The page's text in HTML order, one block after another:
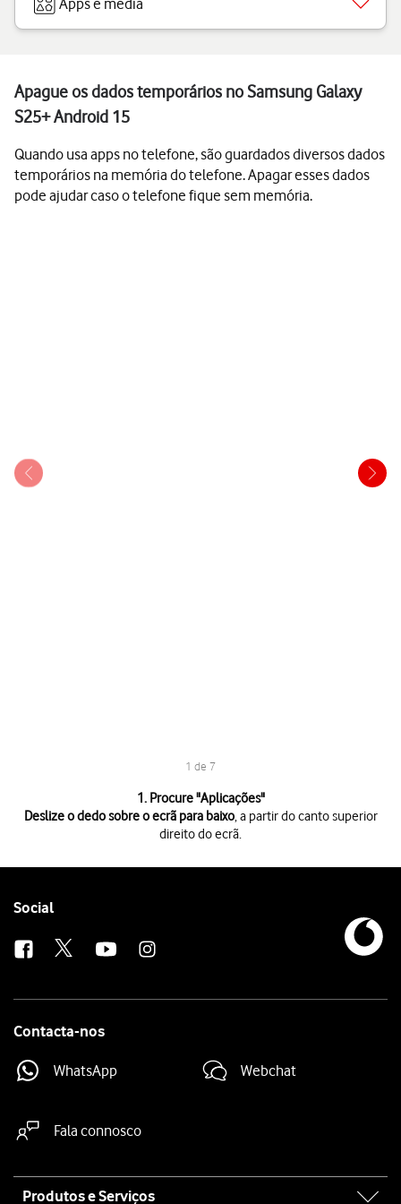
Apps e media
Apague os dados temporários no Samsung Galaxy
S25+ Android 15
Quando usa apps no telefone, são guardados diversos dados
temporários na memória do telefone. Apagar esses dados
pode ajudar caso o telefone fique sem memória.
1 de 7
1. Procure "Aplicações"
Deslize o dedo sobre o ecrã para baixo, a partir do canto superior
direito do ecrã.
Primao ícone de definições.
Primaa app pretendida
Prima
Limpar cache
Prima
a tecla de início para terminar e voltar ao ecrã inicial.
Follow
Social
Contacta-nos
WhatsApp Webchat
Fala connosco
Produtos e Serviços